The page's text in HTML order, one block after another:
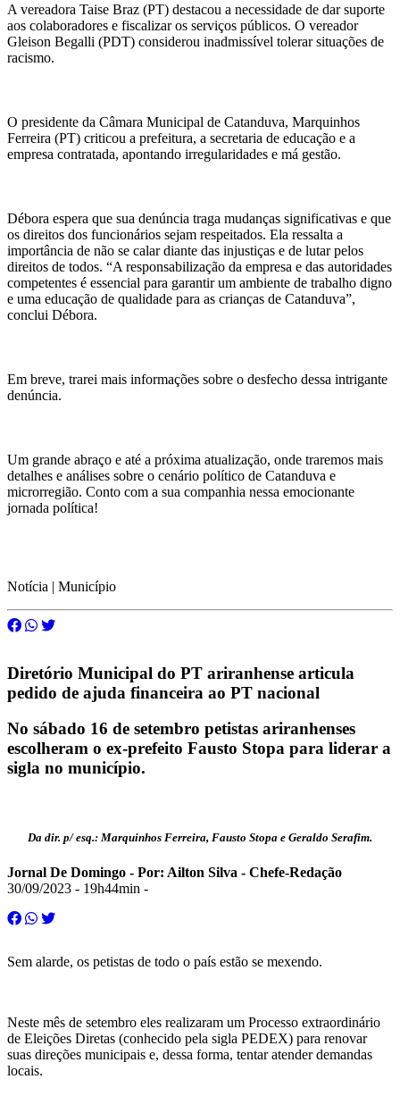
A vereadora Taise Braz (PT) destacou a necessidade de dar suporte
aos colaboradores e fiscalizar os serviços públicos. O vereador
Gleison Begalli (PDT) considerou inadmissível tolerar situações de
racismo.
O presidente da Câmara Municipal de Catanduva, Marquinhos
Ferreira (PT) criticou a prefeitura, a secretaria de educação e a
empresa contratada, apontando irregularidades e má gestão.
Débora espera que sua denúncia traga mudanças significativas e que
os direitos dos funcionários sejam respeitados. Ela ressalta a
importância de não se calar diante das injustiças e de lutar pelos
direitos de todos. “A responsabilização da empresa e das autoridades
competentes é essencial para garantir um ambiente de trabalho digno
e uma educação de qualidade para as crianças de Catanduva”,
conclui Débora.
Em breve, trarei mais informações sobre o desfecho dessa intrigante
denúncia.
Um grande abraço e até a próxima atualização, onde traremos mais
detalhes e análises sobre o cenário político de Catanduva e
microrregião. Conto com a sua companhia nessa emocionante
jornada política!
Notícia | Município
Diretório Municipal do PT ariranhense articula
pedido de ajuda financeira ao PT nacional
No sábado 16 de setembro petistas ariranhenses
escolheram o ex-prefeito Fausto Stopa para liderar a
sigla no município.
Da dir. p/ esq.: Marquinhos Ferreira, Fausto Stopa e Geraldo Serafim.
Jornal De Domingo - Por: Ailton Silva - Chefe-Redação
30/09/2023 - 19h44min -
Sem alarde, os petistas de todo o país estão se mexendo.
Neste mês de setembro eles realizaram um Processo extraordinário
de Eleições Diretas (conhecido pela sigla PEDEX) para renovar
suas direções municipais e, dessa forma, tentar atender demandas
locais.